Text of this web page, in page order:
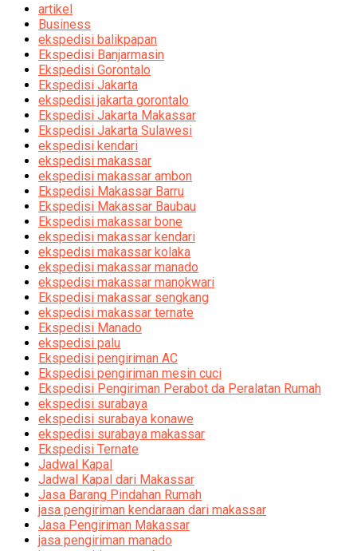
artikel
Business
ekspedisi balikpapan
Ekspedisi Banjarmasin
Ekspedisi Gorontalo
Ekspedisi Jakarta
ekspedisi jakarta gorontalo
Ekspedisi Jakarta Makassar
Ekspedisi Jakarta Sulawesi
ekspedisi kendari
ekspedisi makassar
ekspedisi makassar ambon
Ekspedisi Makassar Barru
Ekspedisi Makassar Baubau
Ekspedisi makassar bone
ekspedisi makassar kendari
ekspedisi makassar kolaka
ekspedisi makassar manado
ekspedisi makassar manokwari
Ekspedisi makassar sengkang
ekspedisi makassar ternate
Ekspedisi Manado
ekspedisi palu
Ekspedisi pengiriman AC
Ekspedisi pengiriman mesin cuci
Ekspedisi Pengiriman Perabot da Peralatan Rumah
ekspedisi surabaya
ekspedisi surabaya konawe
ekspedisi surabaya makassar
Ekspedisi Ternate
Jadwal Kapal
Jadwal Kapal dari Makassar
Jasa Barang Pindahan Rumah
jasa pengiriman kendaraan dari makassar
Jasa Pengiriman Makassar
jasa pengiriman manado